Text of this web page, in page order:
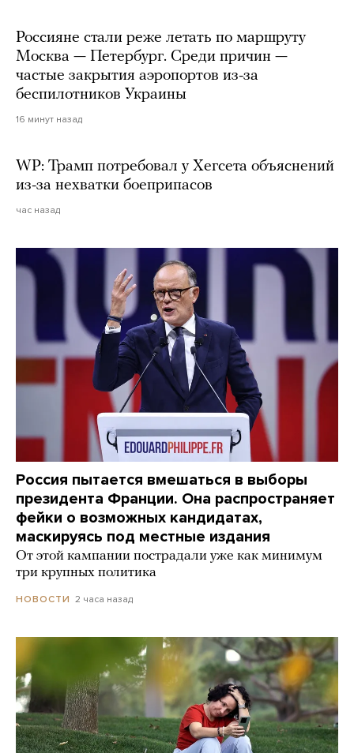
Россияне стали реже летать по маршруту
Москва — Петербург. Среди причин —
частые закрытия аэропортов из-за
беспилотников Украины
16 минут назад
WP: Трамп потребовал у Хегсета объяснений
из-за нехватки боеприпасов
час назад
Россия пытается вмешаться в выборы
президента Франции. Она распространяет
фейки о возможных кандидатах,
маскируясь под местные издания
От этой кампании пострадали уже как минимум
три крупных политика
НОВОСТИ 2 часа назад